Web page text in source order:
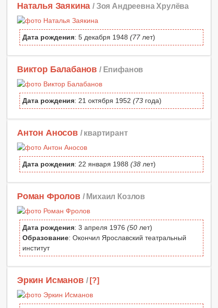
Наталья Заякина / Зоя Андреевна Хрулёва
Дата рождения: 5 декабря 1948 (77лет)
Виктор Балабанов / Епифанов
Дата рождения: 21 октября 1952 (73 года)
Антон Аносов / квартирант
Дата рождения: 22 января 1988 (38 лет)
Роман Фролов / Михаил Козлов
Дата рождения: 3 апреля 1976 (50 лет)
Образование: Окончил Ярославский театральный
институт
Эркин Исманов / [?]